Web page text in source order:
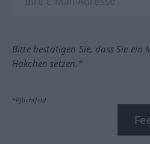
Bitte bestätigen Sie, dass Sie ein
Häkchen setzen.*
*Pflichtfeld